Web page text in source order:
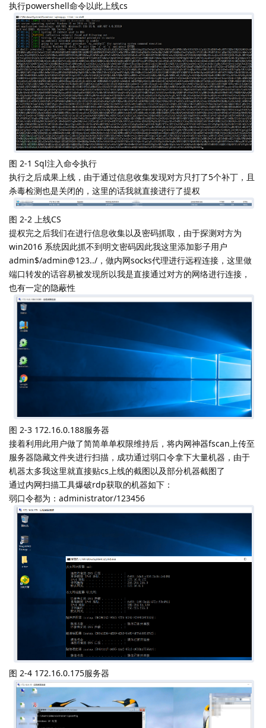
执行powershell命令以此上线cs
图 2-1 Sql注入命令执行
执行之后成果上线，由于通过信息收集发现对方只打了5个补丁，且
杀毒检测也是关闭的，这里的话我就直接进行了提权
图 2-2 上线CS
提权完之后我们在进行信息收集以及密码抓取，由于探测对方为
win2016 系统因此抓不到明文密码因此我这里添加影子用户
admin$/admin@123../，做内网socks代理进行远程连接，这里做
端口转发的话容易被发现所以我是直接通过对方的网络进行连接，
也有一定的隐蔽性
图 2-3 172.16.0.188服务器
接着利用此用户做了简简单单权限维持后，将内网神器fscan上传至
服务器隐藏文件夹进行扫描，成功通过弱口令拿下大量机器，由于
机器太多我这里就直接贴cs上线的截图以及部分机器截图了
通过内网扫描工具爆破rdp获取的机器如下：
弱口令都为：administrator/123456
图 2-4 172.16.0.175服务器